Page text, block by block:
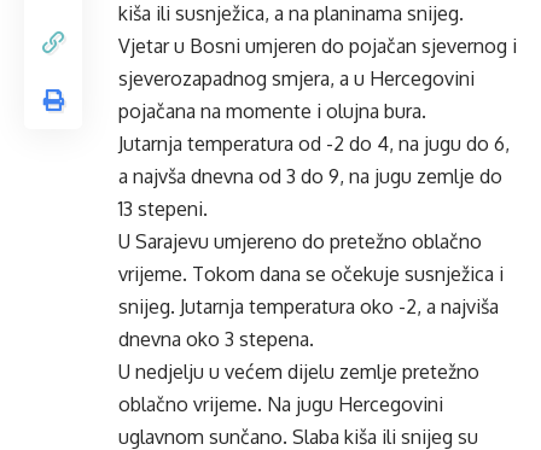
kiša ili susnježica, a na planinama snijeg.
Vjetar u Bosni umjeren do pojačan sjevernog i
sjeverozapadnog smjera, a u Hercegovini
pojačana na momente i olujna bura.
Jutarnja temperatura od -2 do 4, na jugu do 6,
a najvša dnevna od 3 do 9, na jugu zemlje do
13 stepeni.
U Sarajevu umjereno do pretežno oblačno
vrijeme. Tokom dana se očekuje susnježica i
snijeg. Jutarnja temperatura oko -2, a najviša
dnevna oko 3 stepena.
U nedjelju u većem dijelu zemlje pretežno
oblačno vrijeme. Na jugu Hercegovini
uglavnom sunčano. Slaba kiša ili snijeg su